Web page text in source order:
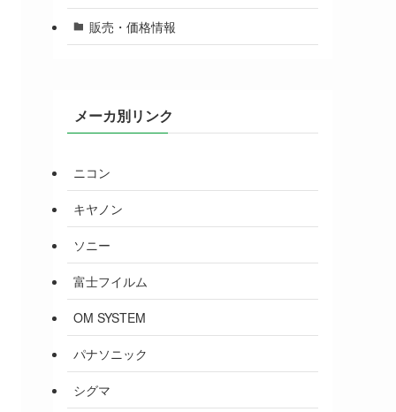
販売・価格情報
メーカ別リンク
ニコン
キヤノン
ソニー
富士フイルム
OM SYSTEM
パナソニック
シグマ